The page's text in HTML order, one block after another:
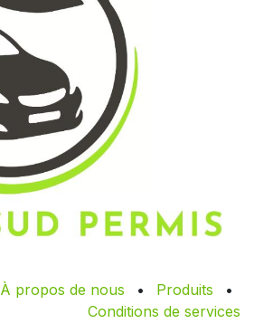
À propos de nous • Produits
•
Conditions de services